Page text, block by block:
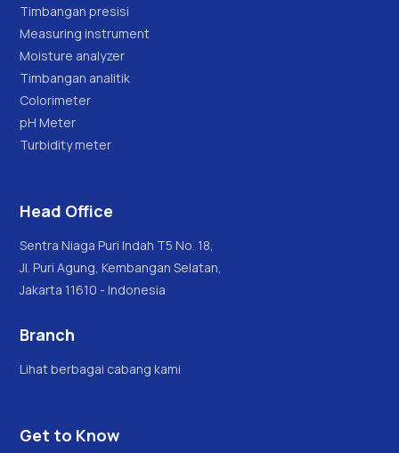
Timbangan presisi
Measuring instrument
Moisture analyzer
Timbangan analitik
Colorimeter
pH Meter
Turbidity meter
Head Office
Sentra Niaga Puri Indah T5 No. 18,
Jl. Puri Agung, Kembangan Selatan,
Jakarta 11610 - Indonesia
Branch
Lihat berbagai cabang kami
Get to Know